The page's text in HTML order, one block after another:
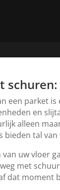
een parket
en
alleen
bieden tal
van uw vloer
met
dat moment